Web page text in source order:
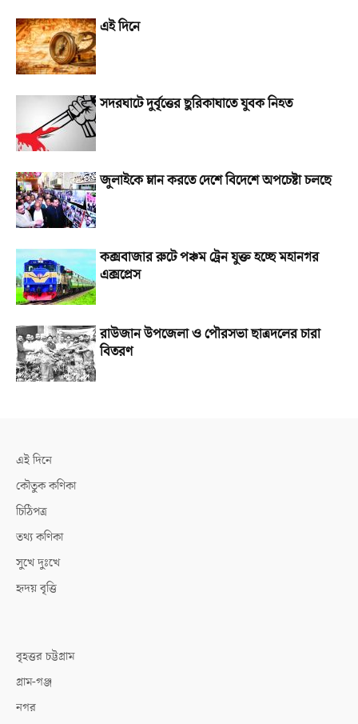
এই দিনে
সদরঘাটে দুর্বৃত্তের ছুরিকাঘাতে যুবক নিহত
জুলাইকে ম্লান করতে দেশে বিদেশে অপচেষ্টা চলছে
কক্সবাজার রুটে পঞ্চম ট্রেন যুক্ত হচ্ছে মহানগর
এক্সপ্রেস
রাউজান উপজেলা ও পৌরসভা ছাত্রদলের চারা
বিতরণ
এই দিনে
কৌতুক কণিকা
চিঠিপত্র
তথ্য কণিকা
সুখে দুঃখে
হৃদয় বৃত্তি
বৃহত্তর চট্টগ্রাম
গ্রাম-গঞ্জ
নগর